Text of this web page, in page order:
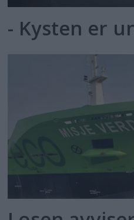
- Kysten er